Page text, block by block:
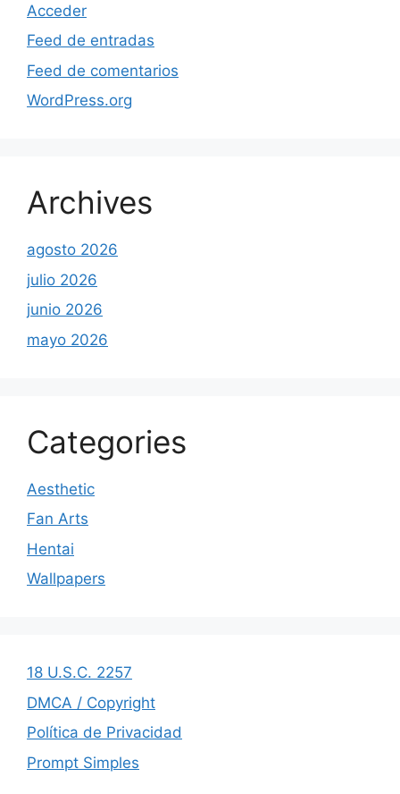
Acceder
Feed de entradas
Feed de comentarios
WordPress.org
Archives
agosto 2026
julio 2026
junio 2026
mayo 2026
Categories
Aesthetic
Fan Arts
Hentai
Wallpapers
18 U.S.C. 2257
DMCA / Copyright
Política de Privacidad
Prompt Simples